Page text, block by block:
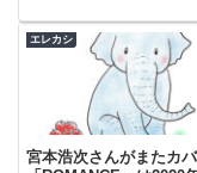
エレカシ
宮本浩次さんがまたカ